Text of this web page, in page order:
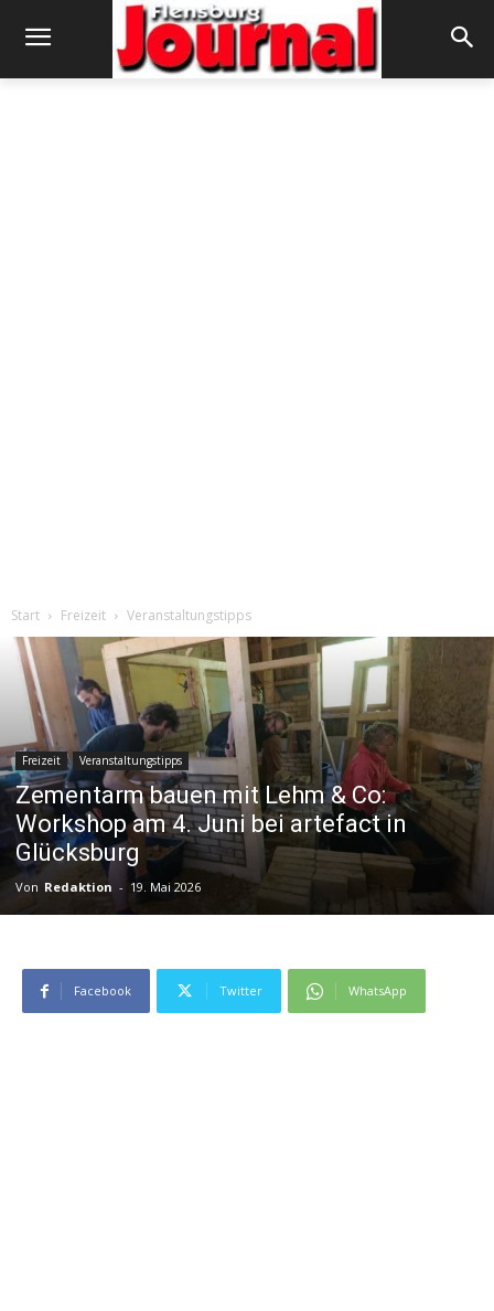
Start Freizeit Veranstaltungstipps
Freizeit Veranstaltungstipps
Zementarm bauen mit Lehm & Co:
Workshop am 4. Juni bei artefact in
Glücksburg
Von Redaktion - 19. Mai 2026
Facebook Twitter WhatsApp